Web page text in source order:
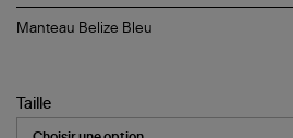
Manteau
Manteau Belize Bleu
Taille